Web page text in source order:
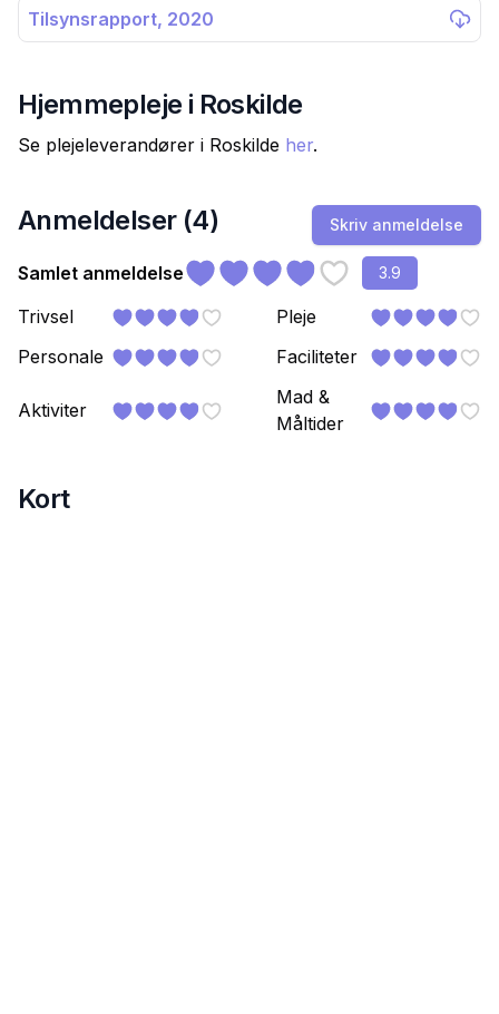
Tilsynsrapport, 2020
Hjemmepleje i Roskilde
Se plejeleverandører i Roskilde her.
Anmeldelser (4) Skriv anmeldelse
Samlet anmeldelse 3.9
Trivsel
Pleje
Personale
Faciliteter
Aktiviter
Mad &
Måltider
Kort